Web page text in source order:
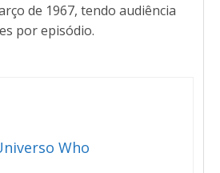
de 1967, tendo audiência
por episódio.
Who